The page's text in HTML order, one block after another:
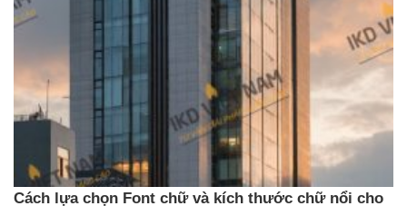
Cách lựa chọn Font chữ và kích thước chữ nổi cho